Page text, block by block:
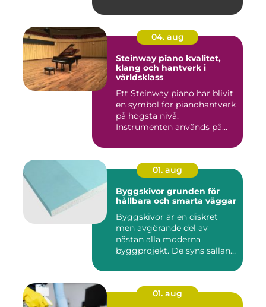
04. aug
Steinway piano kvalitet,
klang och hantverk i
världsklass
Ett Steinway piano har blivit
en symbol för pianohantverk
på högsta nivå.
Instrumenten används på
01. aug
Byggskivor grunden för
hållbara och smarta väggar
Byggskivor är en diskret
men avgörande del av
nästan alla moderna
byggprojekt. De syns sällan
01. aug